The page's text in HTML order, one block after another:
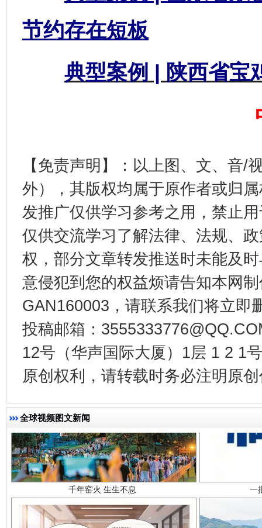
节约存在短板
典型案例 | 陕西省宝
【免责声明】：以上图、文、音/
外），其版权均属于原作者或归
发推广仅供学习参考之用，禁止
仅供交流学习了解法律、法规、
权，部分文章转发推送时未能及
意侵犯到您的权益烦请告知本网
GAN160003，请联系我们将立即
投稿邮箱：
12号（华声国际大厦）1层 1 2 1
原创权利，请转载时务必注明原
全球视频图文新闻
一纸欠
东山县通报“牛蛙产品抗生素超标问题” 法
千年窑火 生生不息